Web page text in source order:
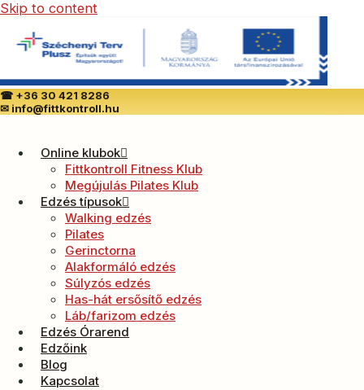
Skip to content
☎ +36 30 421 8286
✉ info@fittkontroll.hu
Online klubok
Fittkontroll Fitness Klub
Megújulás Pilates Klub
Edzés típusok
Walking edzés
Pilates
Gerinctorna
Alakformáló edzés
Súlyzós edzés
Has-hát ersősítő edzés
Láb/farizom edzés
Edzés Órarend
Edzőink
Blog
Kapcsolat